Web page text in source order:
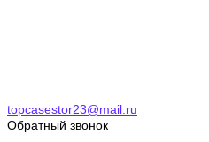
topcasestor23@mail.ru
Обратный звонок